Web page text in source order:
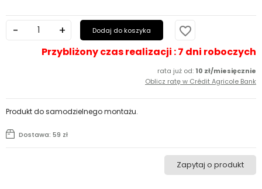
Dodaj do koszyka favorite_border
Przybliżony czas realizacji : 7 dni roboczych
rata już od: 10 zł/miesięcznie
Oblicz ratę w Crédit Agricole Bank
Zapytaj o produkt
Dostawa: 59 zł
Produkt do samodzielnego montażu.